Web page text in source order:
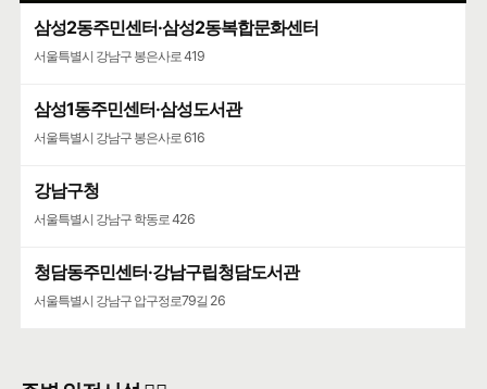
삼성2동주민센터·삼성2동복합문화센터
서울특별시 강남구 봉은사로 419
삼성1동주민센터·삼성도서관
서울특별시 강남구 봉은사로 616
강남구청
서울특별시 강남구 학동로 426
청담동주민센터·강남구립청담도서관
서울특별시 강남구 압구정로79길 26